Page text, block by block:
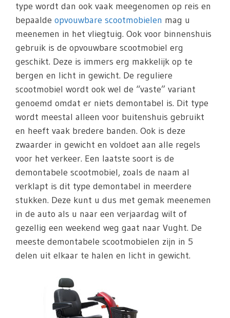
type wordt dan ook vaak meegenomen op reis en
bepaalde opvouwbare scootmobielen mag u
meenemen in het vliegtuig. Ook voor binnenshuis
gebruik is de opvouwbare scootmobiel erg
geschikt. Deze is immers erg makkelijk op te
bergen en licht in gewicht. De reguliere
scootmobiel wordt ook wel de “vaste” variant
genoemd omdat er niets demontabel is. Dit type
wordt meestal alleen voor buitenshuis gebruikt
en heeft vaak bredere banden. Ook is deze
zwaarder in gewicht en voldoet aan alle regels
voor het verkeer. Een laatste soort is de
demontabele scootmobiel, zoals de naam al
verklapt is dit type demontabel in meerdere
stukken. Deze kunt u dus met gemak meenemen
in de auto als u naar een verjaardag wilt of
gezellig een weekend weg gaat naar Vught. De
meeste demontabele scootmobielen zijn in 5
delen uit elkaar te halen en licht in gewicht.